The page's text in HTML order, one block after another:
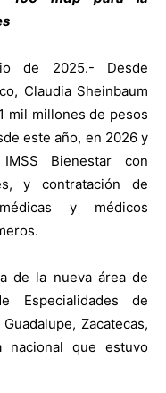
de 2025.- Desde
Claudia Sheinbaum
mil millones de pesos
este año, en 2026 y
Bienestar con
y contratación de
y médicos
de la nueva área de
Especialidades de
Zacatecas,
nacional que estuvo